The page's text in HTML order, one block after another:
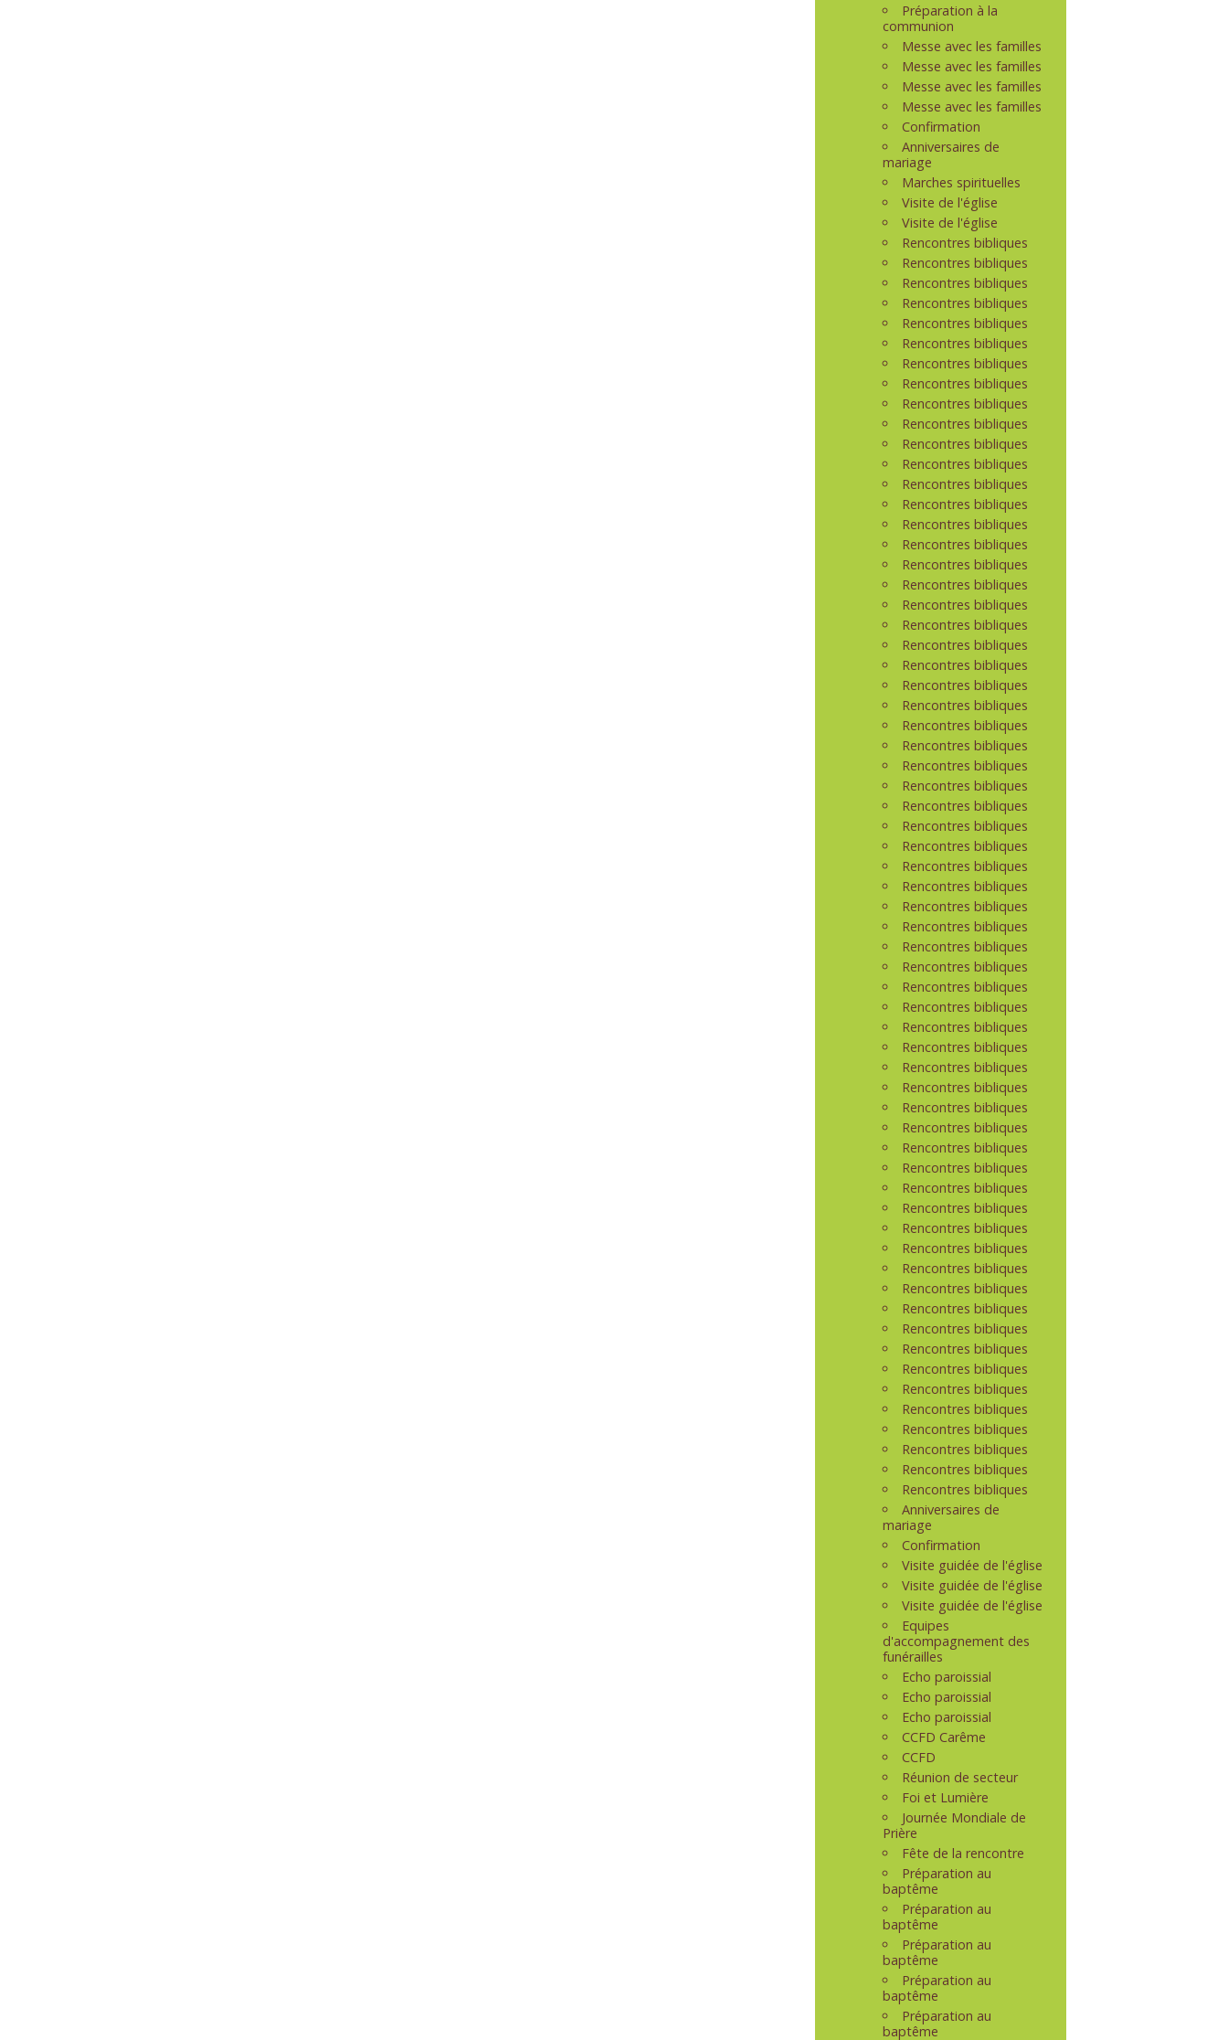
Préparation à la
communion
Messe avec les familles
Messe avec les familles
Messe avec les familles
Messe avec les familles
Confirmation
Anniversaires de
mariage
Marches spirituelles
Visite de l'église
Visite de l'église
Rencontres bibliques
Rencontres bibliques
Rencontres bibliques
Rencontres bibliques
Rencontres bibliques
Rencontres bibliques
Rencontres bibliques
Rencontres bibliques
Rencontres bibliques
Rencontres bibliques
Rencontres bibliques
Rencontres bibliques
Rencontres bibliques
Rencontres bibliques
Rencontres bibliques
Rencontres bibliques
Rencontres bibliques
Rencontres bibliques
Rencontres bibliques
Rencontres bibliques
Rencontres bibliques
Rencontres bibliques
Rencontres bibliques
Rencontres bibliques
Rencontres bibliques
Rencontres bibliques
Rencontres bibliques
Rencontres bibliques
Rencontres bibliques
Rencontres bibliques
Rencontres bibliques
Rencontres bibliques
Rencontres bibliques
Rencontres bibliques
Rencontres bibliques
Rencontres bibliques
Rencontres bibliques
Rencontres bibliques
Rencontres bibliques
Rencontres bibliques
Rencontres bibliques
Rencontres bibliques
Rencontres bibliques
Rencontres bibliques
Rencontres bibliques
Rencontres bibliques
Rencontres bibliques
Rencontres bibliques
Rencontres bibliques
Rencontres bibliques
Rencontres bibliques
Rencontres bibliques
Rencontres bibliques
Rencontres bibliques
Rencontres bibliques
Rencontres bibliques
Rencontres bibliques
Rencontres bibliques
Rencontres bibliques
Rencontres bibliques
Rencontres bibliques
Rencontres bibliques
Rencontres bibliques
Anniversaires de
mariage
Confirmation
Visite guidée de l'église
Visite guidée de l'église
Visite guidée de l'église
Equipes
d'accompagnement des
funérailles
Echo paroissial
Echo paroissial
Echo paroissial
CCFD Carême
CCFD
Réunion de secteur
Foi et Lumière
Journée Mondiale de
Prière
Fête de la rencontre
Préparation au
baptême
Préparation au
baptême
Préparation au
baptême
Préparation au
baptême
Préparation au
baptême